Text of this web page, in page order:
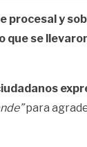
y
se
para